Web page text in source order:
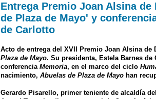
Entrega Premio Joan Alsina
de Plaza de Mayo' y
de Carlotto
Acto de entrega del XVII Premio Joan Alsina de
Plaza de Mayo. Su presidenta, Estela Barnes de
conferencia Memoria, en el marco del ciclo
nacimiento, Abuelas de Plaza de Mayo han
Gerardo Pisarello, primer teniente de alcaldía